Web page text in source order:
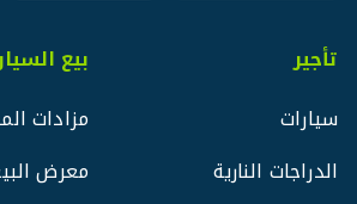
تأجير
سيارات
الدراجات النارية
بيع
مزادات
معرض